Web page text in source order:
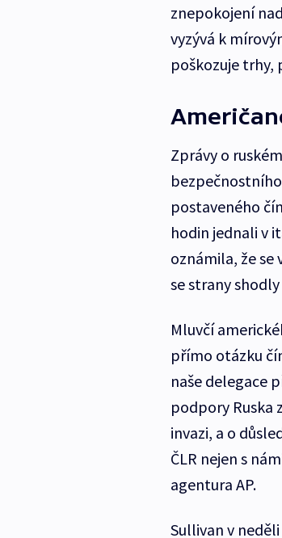
znepokojení
vyzývá k
poškozuje trhy,
Zprávy o
postaveného
hodin jednali v
oznámila, že se
se strany
Mluvčí
přímo otázku
naše delegace
podpory Ruska
invazi, a o
ČLR nejen s
agentura AP.
Sullivan v